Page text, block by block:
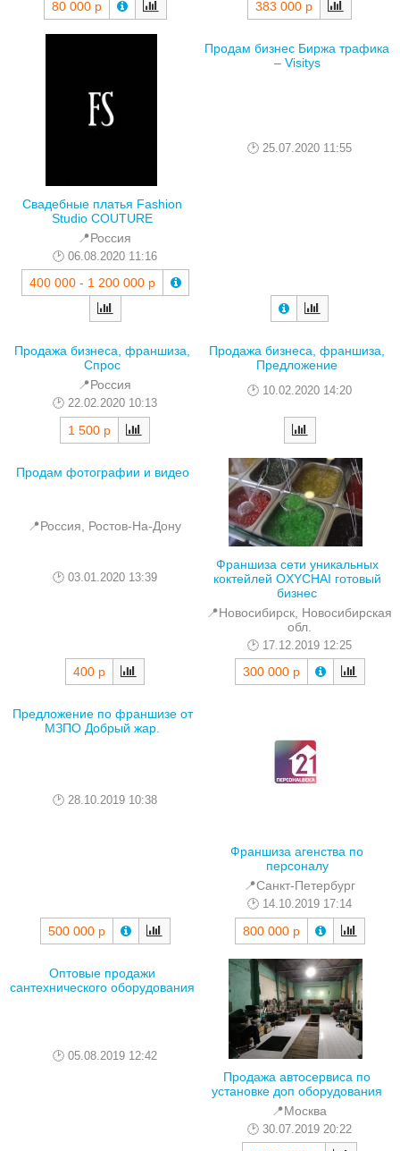
80 000 р 383 000 р
Свадебные платья Fashion
Studio COUTURE
📍Россия
06.08.2020 11:16
400 000 - 1 200 000 р
Продам бизнес Биржа трафика
– Visitys
25.07.2020 11:55
Продажа бизнеса, франшиза,
Спрос
📍Россия
22.02.2020 10:13
1 500 р
Продажа бизнеса, франшиза,
Предложение
10.02.2020 14:20
Продам фотографии и видео
📍Россия, Ростов-На-Дону
03.01.2020 13:39
400 р
Франшиза сети уникальных
коктейлей OXYCHAI готовый
бизнес
📍Новосибирск, Новосибирская
обл.
17.12.2019 12:25
300 000 р
Предложение по франшизе от
МЗПО Добрый жар.
28.10.2019 10:38
500 000 р
Франшиза агенства по
персоналу
📍Санкт-Петербург
14.10.2019 17:14
800 000 р
Оптовые продажи
сантехнического оборудования
05.08.2019 12:42
Продажа автосервиса по
установке доп оборудования
📍Москва
30.07.2019 20:22